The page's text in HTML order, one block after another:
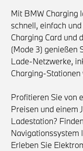
Mit BMW Charging
schnell, einfach
Charging Card und
(Mode 3) genießen
Lade-Netzwerke,
Charging-Stationen
Profitieren Sie von
Preisen und einem
Ladestation?
Navigationssystem
Erleben Sie